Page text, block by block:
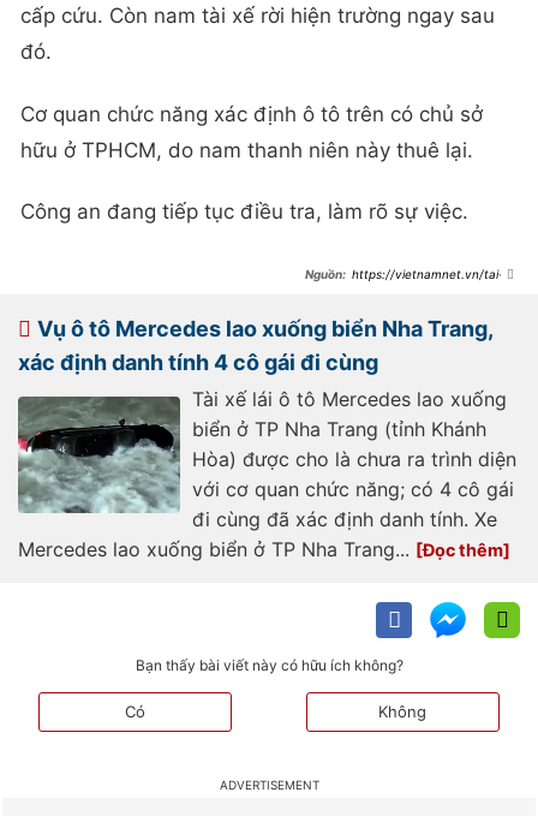
cấp cứu. Còn nam tài xế rời hiện trường ngay sau
đó.
Cơ quan chức năng xác định ô tô trên có chủ sở
hữu ở TPHCM, do nam thanh niên này thuê lại.
Công an đang tiếp tục điều tra, làm rõ sự việc.
https://vietnamnet.vn/tai-
2363352.html
Vụ ô tô Mercedes lao xuống biển Nha Trang,
xác định danh tính 4 cô gái đi cùng
Tài xế lái ô tô Mercedes lao xuống
biển ở TP Nha Trang (tỉnh Khánh
Hòa) được cho là chưa ra trình diện
với cơ quan chức năng; có 4 cô gái
đi cùng đã xác định danh tính. Xe
Mercedes lao xuống biển ở TP Nha Trang...
Bạn thấy bài viết này có hữu ích không?
Có Không